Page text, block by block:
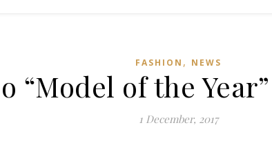
FASHION , NEWS
“Model of the
1 December, 2017